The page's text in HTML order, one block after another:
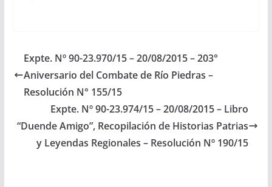
organizados por la
Parroquia "Señor del
Milagro", de…
Expte. Nº 90-23.970/15 – 20/08/2015 – 203°
Aniversario del Combate de Río Piedras –
Resolución N° 155/15
Expte. Nº 90-23.974/15 – 20/08/2015 – Libro
“Duende Amigo”, Recopilación de Historias Patrias
y Leyendas Regionales – Resolución Nº 190/15